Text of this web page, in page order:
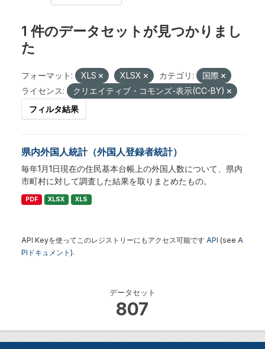
データセット
807
1 件のデータセットが見つかりまし
た
フォーマット: XLS XLSX カテゴリ:
国際
ライセンス:
クリエイティブ・コモンズ-表示(CC-BY)
フィルタ結果
県内外国人統計（外国人登録者統計）
毎年1月1日現在の住民基本台帳上の外国人数について、県内
市町村に対して調査した結果を取りまとめたもの。
PDF XLSX XLS
API Keyを使ってこのレジストリーにもアクセス可能です API (see A
PIドキュメント ).